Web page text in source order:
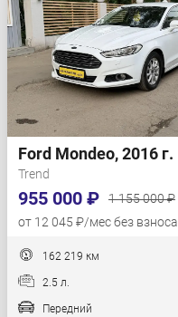
Ford Mondeo, 2016 г.
Trend
955 000 ₽
1 155 000 ₽
от 12 045 ₽/мес без взноса
162 219 км
2.5 л.
Передний